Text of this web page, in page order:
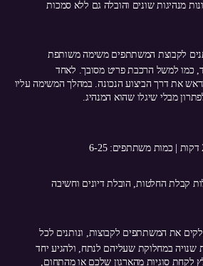
מנהיגות שונים והובלה גם ללא סמכות
לקבוצת המשתתפים משימה משותפת
כמו למשל הרכבת פריט מסובך. לאחד
את דרך הביצוע הנכונה. במהלך המשימה עליו
מבלי שיגלו שהוא המנהיג.
קבלת החלטות, הובלת דיונים וחשיבה
את המשתתפים לקבוצות, ונותנים לכל
שנויה במחלוקת שעליהם לנתח, ולהגיע יחד
לקחת סוגיות מהארגון שלכם או מהתחום,